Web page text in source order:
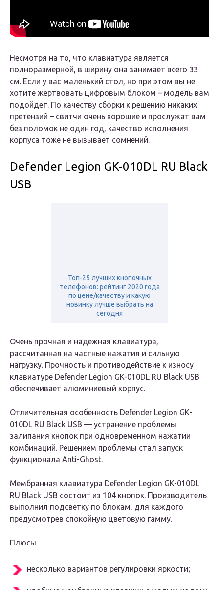
Несмотря на то, что клавиатура является
полноразмерной, в ширину она занимает всего 33
см. Если у вас маленький стол, но при этом вы не
хотите жертвовать цифровым блоком – модель вам
подойдет. По качеству сборки к решению никаких
претензий – свитчи очень хорошие и прослужат вам
без поломок не один год, качество исполнения
корпуса тоже не вызывает сомнений.
Defender Legion GK-010DL RU Black
USB
Топ-25 лучших кнопочных
телефонов: рейтинг 2020 года
по цене/качеству и какую
новинку лучше выбрать на
сегодня
Очень прочная и надежная клавиатура,
рассчитанная на частные нажатия и сильную
нагрузку. Прочность и противодействие к износу
клавиатуре Defender Legion GK-010DL RU Black USB
обеспечивает алюминиевый корпус.
Отличительная особенность Defender Legion GK-
010DL RU Black USB — устранение проблемы
залипания кнопок при одновременном нажатии
комбинаций. Решением проблемы стал запуск
функционала Anti-Ghost.
Мембранная клавиатура Defender Legion GK-010DL
RU Black USB состоит из 104 кнопок. Производитель
выполнил подсветку по блокам, для каждого
предусмотрев спокойную цветовую гамму.
Плюсы
несколько вариантов регулировки яркости;